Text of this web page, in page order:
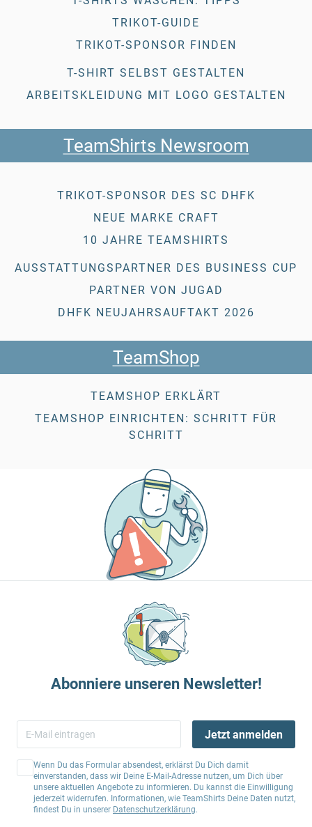
TRIKOT-GUIDE
TRIKOT-SPONSOR FINDEN
T-SHIRT SELBST GESTALTEN
ARBEITSKLEIDUNG MIT LOGO GESTALTEN
TeamShirts Newsroom
TRIKOT-SPONSOR DES SC DHFK
NEUE MARKE CRAFT
10 JAHRE TEAMSHIRTS
AUSSTATTUNGSPARTNER DES BUSINESS CUP
PARTNER VON JUGAD
DHFK NEUJAHRSAUFTAKT 2026
TeamShop
TEAMSHOP ERKLÄRT
TEAMSHOP EINRICHTEN: SCHRITT FÜR
SCHRITT
Abonniere unseren Newsletter!
Jetzt anmelden
Wenn Du das Formular absendest, erklärst Du Dich damit
einverstanden, dass wir Deine E-Mail-Adresse nutzen, um Dich über
unsere aktuellen Angebote zu informieren. Du kannst die Einwilligung
jederzeit widerrufen. Informationen, wie TeamShirts Deine Daten nutzt,
findest Du in unserer Datenschutzerklärung.